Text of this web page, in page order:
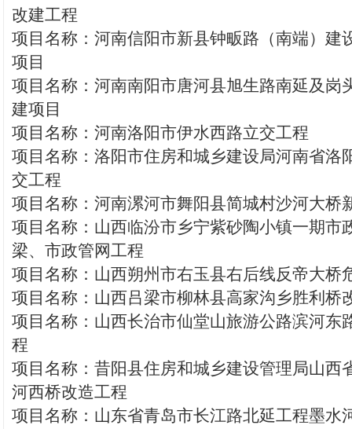
改建工程
项目名称：河南信阳市新县钟畈路（南端）
项目
项目名称：河南南阳市唐河县旭生路南延及岗
建项目
项目名称：河南洛阳市伊水西路立交工程
项目名称：洛阳市住房和城乡建设局河南省洛
交工程
项目名称：河南漯河市舞阳县简城村沙河大桥
项目名称：山西临汾市乡宁紫砂陶小镇一期市
梁、市政管网工程
项目名称：山西朔州市右玉县右后线反帝大桥
项目名称：山西吕梁市柳林县高家沟乡胜利桥
项目名称：山西长治市仙堂山旅游公路滨河东
程
项目名称：昔阳县住房和城乡建设管理局山西
河西桥改造工程
项目名称：山东省青岛市长江路北延工程墨水